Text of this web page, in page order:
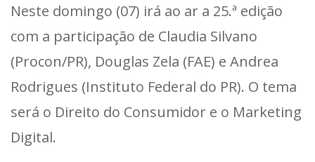
Neste domingo (07) irá ao ar a 25.ª edição
com a participação de Claudia Silvano
(Procon/PR), Douglas Zela (FAE) e Andrea
Rodrigues (Instituto Federal do PR). O tema
será o Direito do Consumidor e o Marketing
Digital.